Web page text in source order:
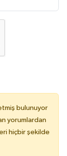
bulunuyor
yorumlardan
hiçbir şekilde